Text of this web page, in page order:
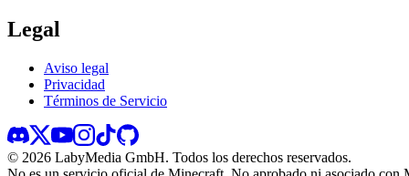
Legal
Aviso legal
Privacidad
Términos de Servicio
© 2026 LabyMedia GmbH. Todos los derechos reservados.